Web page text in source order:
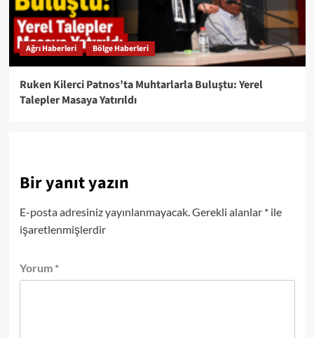
Ağrı Haberleri Bölge Haberleri
Ruken Kilerci Patnos’ta Muhtarlarla Buluştu: Yerel
Talepler Masaya Yatırıldı
Bir yanıt yazın
E-posta adresiniz yayınlanmayacak. Gerekli alanlar *ile
işaretlenmişlerdir
Yorum *